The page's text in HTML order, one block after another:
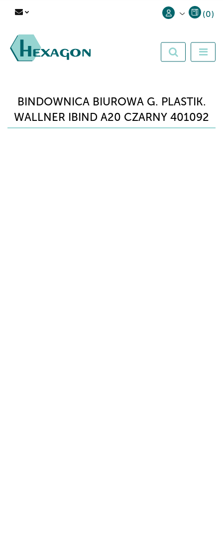
Zarejestruj się
(0)
BINDOWNICA BIUROWA G. PLASTIK.
WALLNER IBIND A20 CZARNY 401092